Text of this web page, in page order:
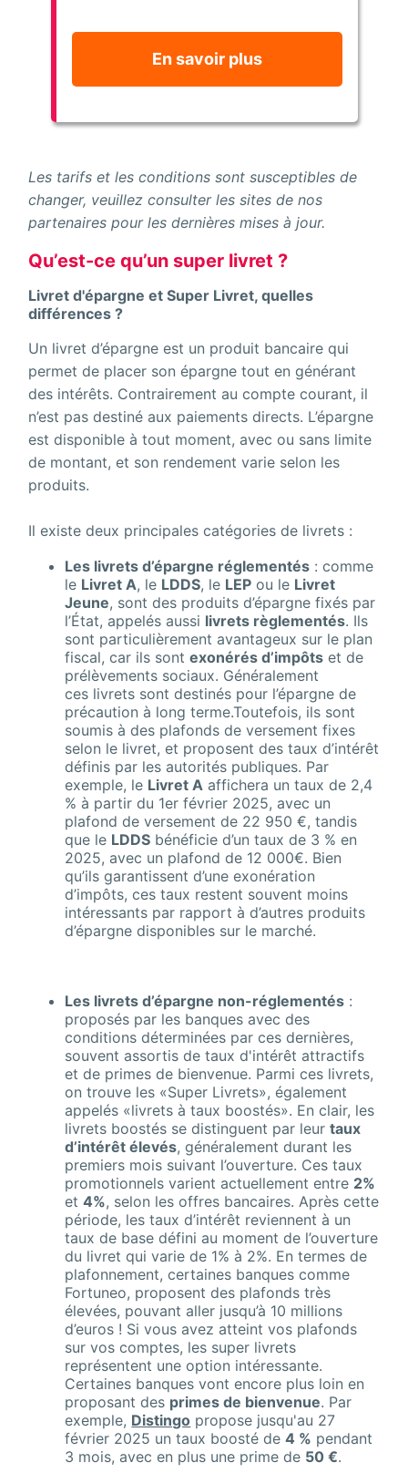
En savoir plus
Les tarifs et les conditions sont susceptibles de
changer, veuillez consulter les sites de nos
partenaires pour les dernières mises à jour.
Qu’est-ce qu’un super livret ?
Livret d'épargne et Super Livret, quelles
différences ?
Un livret d’épargne est un produit bancaire qui
permet de placer son épargne tout en générant
des intérêts. Contrairement au compte courant, il
n’est pas destiné aux paiements directs. L’épargne
est disponible à tout moment, avec ou sans limite
de montant, et son rendement varie selon les
produits.
Il existe deux principales catégories de livrets :
Les livrets d’épargne réglementés : comme
le Livret A, le LDDS, le LEP ou le Livret
Jeune, sont des produits d’épargne fixés par
l’État, appelés aussi livrets règlementés. Ils
sont particulièrement avantageux sur le plan
fiscal, car ils sontexonérés d’impôts et de
prélèvements sociaux. Généralement
ces livrets sont destinés pour l’épargne de
précaution à long terme.Toutefois, ils sont
soumis à des plafonds de versement fixes
selon le livret, et proposent des taux d’intérêt
définis par les autorités publiques. Par
exemple, le Livret A affichera un taux de 2,4
% à partir du 1er février 2025, avec un
plafond de versement de 22 950 €, tandis
que le LDDS bénéficie d’un taux de 3 % en
2025, avec un plafond de 12 000€. Bien
qu’ils garantissent d’une exonération
d’impôts, ces taux restent souvent moins
intéressants par rapport à d’autres produits
d’épargne disponibles sur le marché.
Les livrets d’épargne non-réglementés :
proposés par les banques avec des
conditions déterminées par ces dernières,
souvent assortis de taux d'intérêt attractifs
et de primes de bienvenue. Parmi ces livrets,
on trouve les «Super Livrets», également
appelés «livrets à taux boostés». En clair, les
livrets boostés se distinguent par leurtaux
d’intérêt élevés, généralement durant les
premiers mois suivant l’ouverture. Ces taux
promotionnels varient actuellement entre 2%
et4%, selon les offres bancaires. Après cette
période, les taux d’intérêt reviennent à un
taux de base défini au moment de l’ouverture
du livret qui varie de 1% à 2%. En termes de
plafonnement, certaines banques comme
Fortuneo, proposent des plafonds très
élevées, pouvant aller jusqu’à 10 millions
d’euros ! Si vous avez atteint vos plafonds
sur vos comptes, les super livrets
représentent une option intéressante.
Certaines banques vont encore plus loin en
proposant des primes de bienvenue. Par
exemple, Distingo propose jusqu'au 27
février 2025 un taux boosté de4 % pendant
3 mois, avec en plus une prime de 50 €.